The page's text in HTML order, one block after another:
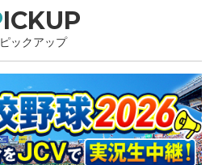
PICKUP
ピックアップ